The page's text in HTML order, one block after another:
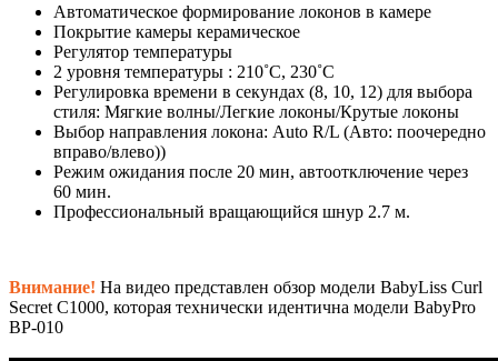
Автоматическое формирование локонов в камере
Покрытие камеры керамическое
Регулятор температуры
2 уровня температуры : 210˚С, 230˚С
Регулировка времени в секундах (8, 10, 12) для выбора
стиля: Мягкие волны/Легкие локоны/Крутые локоны
Выбор направления локона: Auto R/L (Авто: поочередно
вправо/влево))
Режим ожидания после 20 мин, автоотключение через
60 мин.
Профессиональный вращающийся шнур 2.7 м.
Внимание! На видео представлен обзор модели BabyLiss Curl
Secret C1000, которая технически идентична модели BabyPro
BP-010